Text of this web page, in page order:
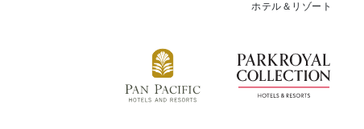
ホテル＆リゾート